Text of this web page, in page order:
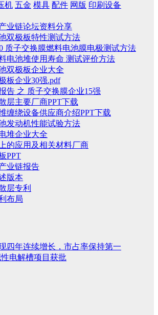
机 五金 模具 配件 网版 印刷设备
业链论坛资料分享
双极板特性测试方法
质子交换膜燃料电池膜电极测试方法
电池堆使用寿命 测试评价方法
双极板企业大全
板企业30强.pdf
告 之 质子交换膜企业15强
层主要厂商PPT下载
缠绕设备供应商介绍PPT下载
发动机性能试验方法
堆企业大全
的应用及相关材料厂商
PPT
业链报告
版本
层专利
布局
四年连续增长，市占率保持第一
电解槽项目获批